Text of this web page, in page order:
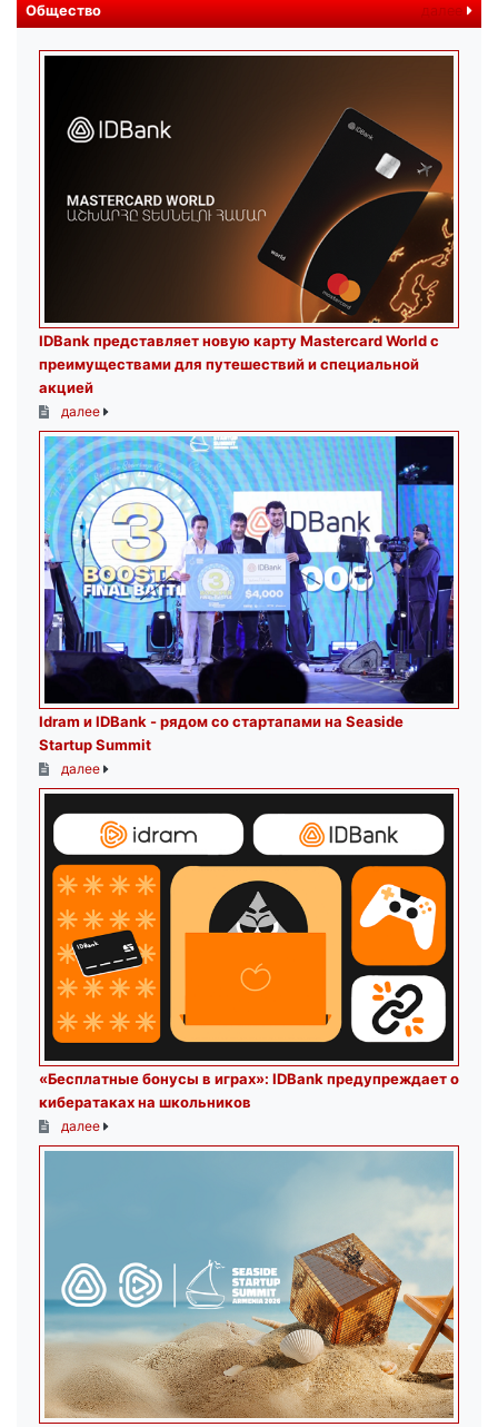
Общество далее
IDBank представляет новую карту Mastercard World с
преимуществами для путешествий и специальной
акцией
далее
Idram и IDBank - рядом со стартапами на Seaside
Startup Summit
далее
«Бесплатные бонусы в играх»: IDBank предупреждает о
кибератаках на школьников
далее